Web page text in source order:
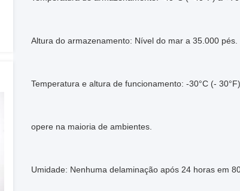
Altura do armazenamento: Nível do mar a 35.000 pés.
Temperatura e altura de funcionamento: -30°C (-
opere na maioria de ambientes.
Umidade: Nenhuma delaminação após 24 horas em